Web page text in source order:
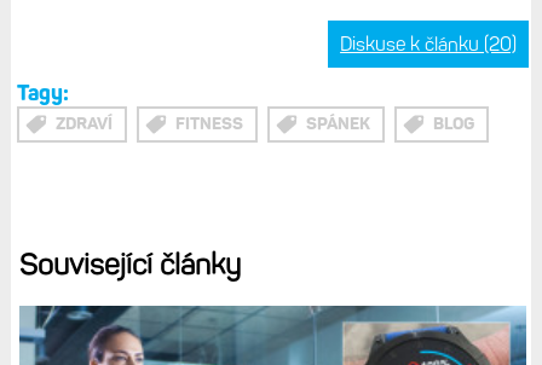
Diskuse k článku (20)
Tagy:
ZDRAVÍ FITNESS SPÁNEK BLOG